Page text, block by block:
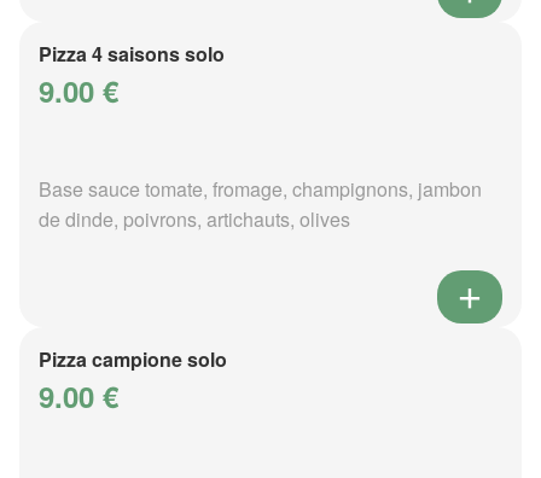
Pizza 4 saisons solo
9.00 €
Base sauce tomate, fromage, champignons, jambon
de dinde, poivrons, artichauts, olives
Pizza campione solo
9.00 €